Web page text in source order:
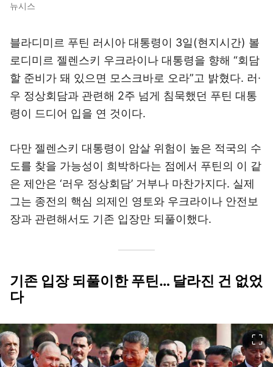
뉴시스
블라디미르 푸틴 러시아 대통령이 3일(현지시간) 볼
로디미르 젤렌스키 우크라이나 대통령을 향해 “회담
할 준비가 돼 있으면 모스크바로 오라”고 밝혔다. 러∙
우 정상회담과 관련해 2주 넘게 침묵했던 푸틴 대통
령이 드디어 입을 연 것이다.
다만 젤렌스키 대통령이 암살 위험이 높은 적국의 수
도를 찾을 가능성이 희박하다는 점에서 푸틴의 이 같
은 제안은 ‘러우 정상회담’ 거부나 마찬가지다. 실제
그는 종전의 핵심 의제인 영토와 우크라이나 안전보
장과 관련해서도 기존 입장만 되풀이했다.
기존 입장 되풀이한 푸틴… 달라진 건 없었
다